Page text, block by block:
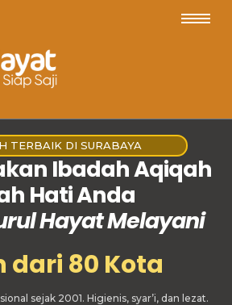
TERBAIK DI SURABAYA
Ibadah Aqiqah
Hati Anda
Hayat Melayani
dari 80 Kota
sejak 2001. Higienis, syar’i, dan lezat.